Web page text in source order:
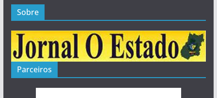
Sobre
Parceiros